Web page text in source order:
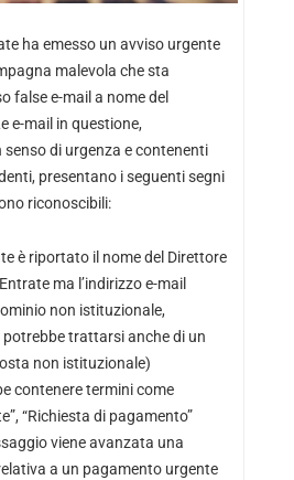
ha emesso un avviso urgente
malevola che sta
false e-mail a nome del
e-mail in questione,
di urgenza e contenenti
presentano i seguenti segni
riconoscibili:
è riportato il nome del Direttore
ma l’indirizzo e-mail
non istituzionale,
potrebbe trattarsi anche di un
non istituzionale)
contenere termini come
“Richiesta di pagamento”
viene avanzata una
a un pagamento urgente